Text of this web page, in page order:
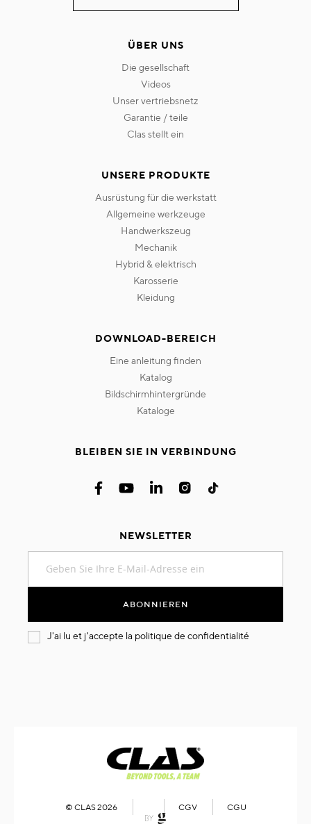
ÜBER UNS
die gesellschaft
videos
unser vertriebsnetz
garantie / teile
clas stellt ein
UNSERE PRODUKTE
ausrüstung für die werkstatt
allgemeine werkzeuge
handwerkszeug
mechanik
hybrid & elektrisch
karosserie
kleidung
DOWNLOAD-BEREICH
eine anleitung finden
katalog
bildschirmhintergründe
kataloge
BLEIBEN SIE IN VERBINDUNG
NEWSLETTER
sich
an:
ABONNIEREN
J'ai lu et j'accepte la politique de confidentialité
© CLAS 2026 CGV CGU